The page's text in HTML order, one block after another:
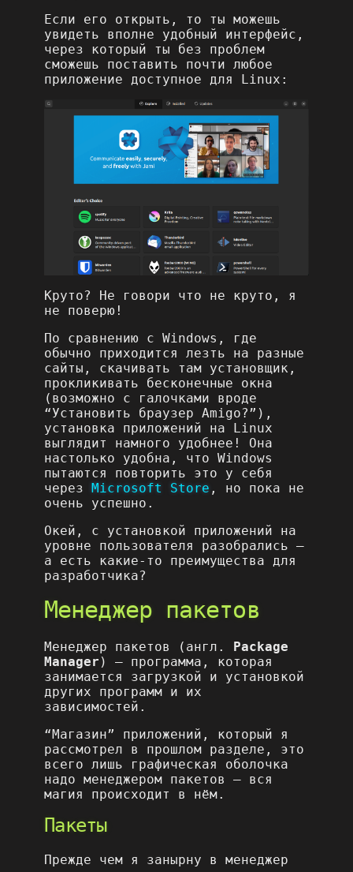
Если его открыть, то ты можешь
увидеть вполне удобный интерфейс,
через который ты без проблем
сможешь поставить почти любое
приложение доступное для Linux:
Круто? Не говори что не круто, я
не поверю!
По сравнению с Windows, где
обычно приходится лезть на разные
сайты, скачивать там установщик,
прокликивать бесконечные окна
(возможно с галочками вроде
“Установить браузер Amigo?”),
установка приложений на Linux
выглядит намного удобнее! Она
настолько удобна, что Windows
пытаются повторить это у себя
через Microsoft Store , но пока не
очень успешно.
Окей, с установкой приложений на
уровне пользователя разобрались –
а есть какие-то преимущества для
разработчика?
Менеджер пакетов
Менеджер пакетов (англ. Package
Manager ) – программа, которая
занимается загрузкой и установкой
других программ и их
зависимостей.
“Магазин” приложений, который я
рассмотрел в прошлом разделе, это
всего лишь графическая оболочка
надо менеджером пакетов – вся
магия происходит в нём.
Пакеты
Прежде чем я занырну в менеджер